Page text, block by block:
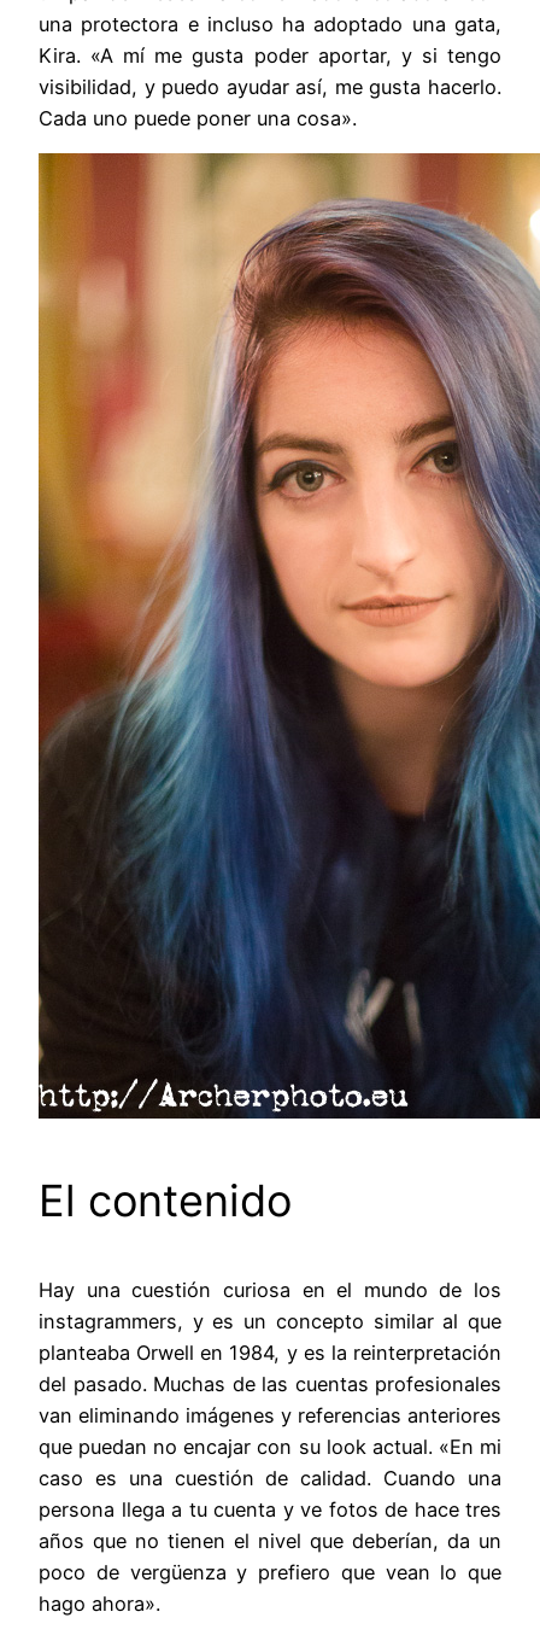
una protectora e incluso ha adoptado una gata,
Kira. «A mí me gusta poder aportar, y si tengo
visibilidad, y puedo ayudar así, me gusta hacerlo.
Cada uno puede poner una cosa».
El contenido
Hay una cuestión curiosa en el mundo de los
instagrammers, y es un concepto similar al que
planteaba Orwell en 1984, y es la reinterpretación
del pasado. Muchas de las cuentas profesionales
van eliminando imágenes y referencias anteriores
que puedan no encajar con su look actual. «En mi
caso es una cuestión de calidad. Cuando una
persona llega a tu cuenta y ve fotos de hace tres
años que no tienen el nivel que deberían, da un
poco de vergüenza y prefiero que vean lo que
hago ahora».